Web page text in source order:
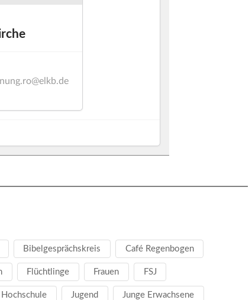
Bibelgesprächskreis Café Regenbogen
Flüchtlinge Frauen FSJ
Hochschule Jugend Junge Erwachsene